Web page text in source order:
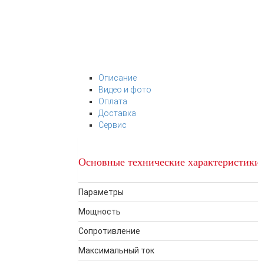
Описание
Видео и фото
Оплата
Доставка
Сервис
Основные технические
Параметры
Мощность
Сопротивление
Максимальный ток